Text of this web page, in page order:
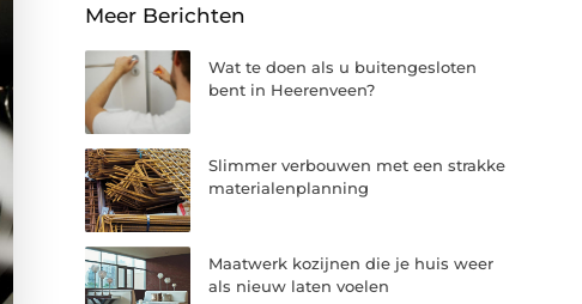
Meer Berichten
Wat te doen als u buitengesloten
bent in Heerenveen?
Slimmer verbouwen met een strakke
materialenplanning
Maatwerk kozijnen die je huis weer
als nieuw laten voelen